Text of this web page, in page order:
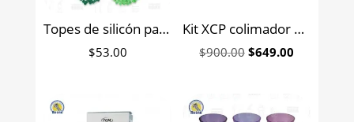
Topes de silicón para limas
$53.00
Kit XCP colimador dental completo de sistema de posicionamiento de rayos X
$900.00 Original
$900.00.
$649.00Current
$649.00.